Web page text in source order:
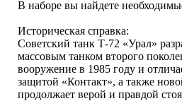
В наборе вы найдете
Историческая справка:
Советский танк Т-72 «Урал»
массовым танком второго
вооружение в 1985 году и
защитой «Контакт», а также
продолжает верой и правдой